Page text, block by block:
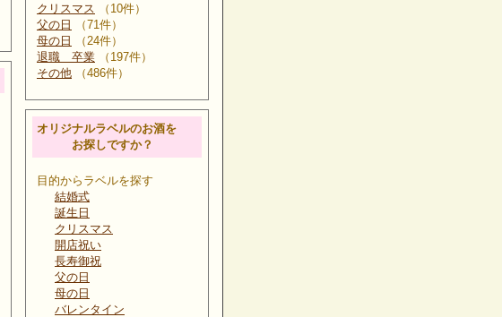
クリスマス （10件）
父の日
（71件）
母の日
（24件）
退職 卒業 （197件）
その他 （486件）
オリジナルラベルのお酒を
お探しですか？
目的からラベルを探す
結婚式
誕生日
クリスマス
開店祝い
長寿御祝
父の日
母の日
バレンタイン